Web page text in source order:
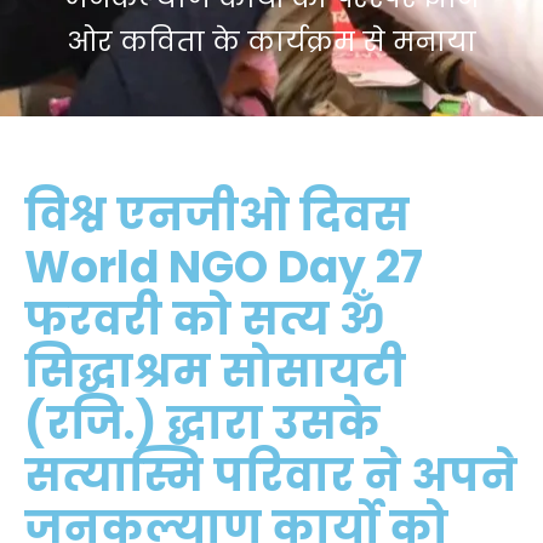
ओर कविता के कार्यक्रम से मनाया
विश्व एनजीओ दिवस
World NGO Day 27
फरवरी को सत्य ॐ
सिद्धाश्रम सोसायटी
(रजि.) द्धारा उसके
सत्यास्मि परिवार ने अपने
जनकल्याण कार्यो को